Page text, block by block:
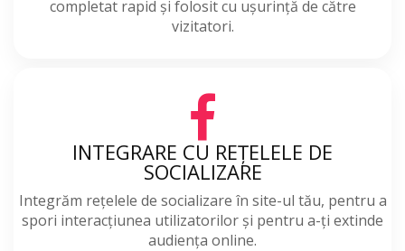
completat rapid și folosit cu ușurință de către
vizitatori.
INTEGRARE CU REȚELELE DE
SOCIALIZARE
Integrăm rețelele de socializare în site-ul tău, pentru a
spori interacțiunea utilizatorilor și pentru a-ți extinde
audiența online.